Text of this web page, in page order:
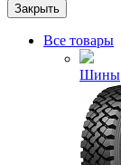
Закрыть
Все товары
Шины